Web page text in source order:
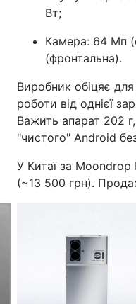
Вт;
Камера: 64 Мп
(фронтальна).
Виробник обіцяє
роботи від однієї
Важить апарат 202
"чистого" Android
У Китаї за
(~13 500 грн).